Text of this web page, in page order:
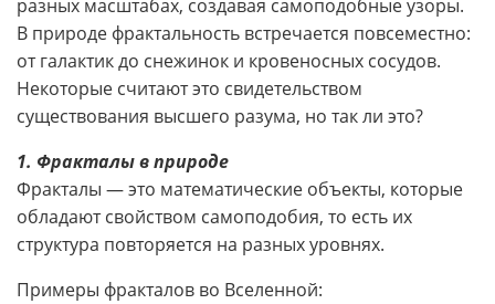
разных масштабах, создавая самоподобные узоры.
В природе фрактальность встречается повсеместно:
от галактик до снежинок и кровеносных сосудов.
Некоторые считают это свидетельством
существования высшего разума, но так ли это?
1. Фракталы в природе
Фракталы — это математические объекты, которые
обладают свойством самоподобия, то есть их
структура повторяется на разных уровнях.
Примеры фракталов во Вселенной: